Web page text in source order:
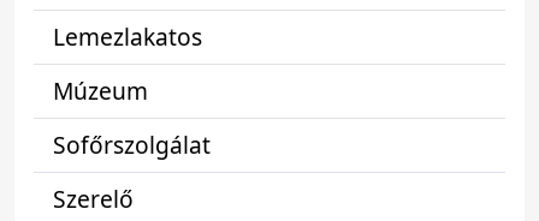
Lemezlakatos
Múzeum
Sofőrszolgálat
Szerelő